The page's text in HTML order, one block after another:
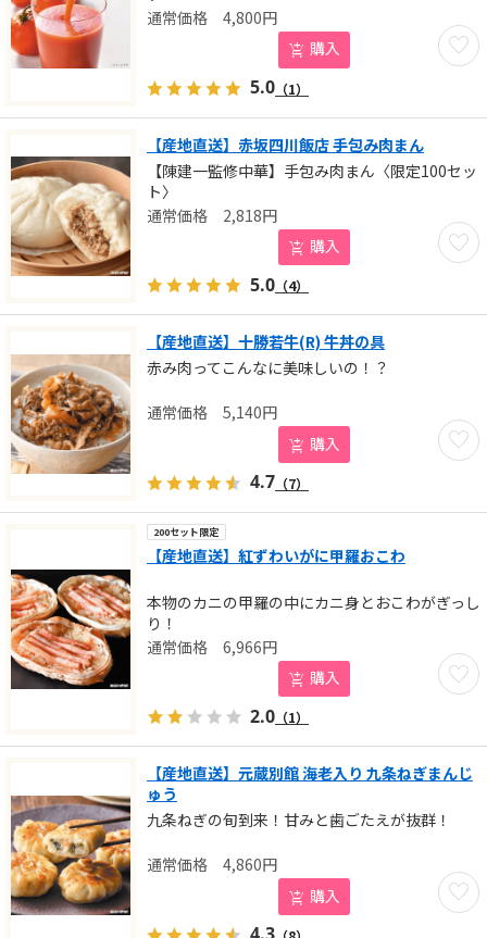
お気
4,800円
購入
5.0 （1）
【産地直送】赤坂四川飯店 手包み肉まん
【陳建一監修中華】手包み肉まん〈限定100セッ
ト〉
お気
2,818円
購入
5.0 （4）
【産地直送】十勝若牛(R) 牛丼の具
赤み肉ってこんなに美味しいの！？
お気
5,140円
購入
4.7 （7）
200セット限定
【産地直送】紅ずわいがに甲羅おこわ
本物のカニの甲羅の中にカニ身とおこわがぎっし
り！
お気
6,966円
購入
2.0 （1）
【産地直送】元蔵別館 海老入り 九条ねぎまんじ
ゅう
九条ねぎの旬到来！甘みと歯ごたえが抜群！
お気
4,860円
購入